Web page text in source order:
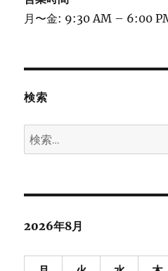
月〜金: 9:30 AM – 6:00
検索
検
索:
2026年8月